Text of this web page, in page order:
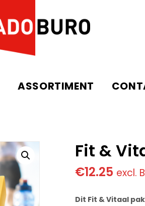
ASSORTIMENT
Fit &
€12.25 excl.
Dit Fit & Vitaal